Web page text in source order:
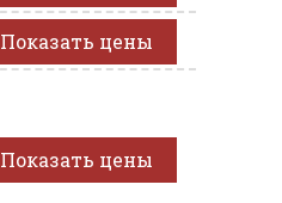
Показать цены
Показать цены